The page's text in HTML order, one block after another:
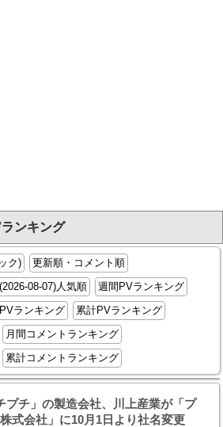
ンキング
ク)
更新順・コメント順
08-07)人気順
週間PVランキング
ランキング
累計PVランキング
月間コメントランキング
累計コメントランキング
プチ」の製造会社、川上産業が「プ
式会社」に10月1日より社名変更